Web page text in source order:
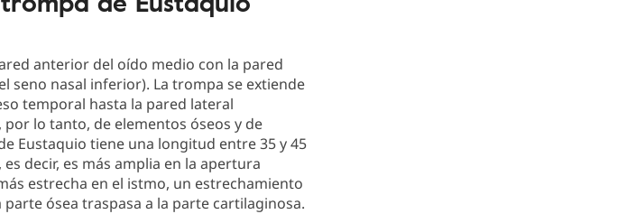
anterior del oído medio con la pared
seno nasal inferior). La trompa se extiende
temporal hasta la pared lateral
lo tanto, de elementos óseos y de
Eustaquio tiene una longitud entre 35 y 45
decir, es más amplia en la apertura
estrecha en el istmo, un estrechamiento
ósea traspasa a la parte cartilaginosa.